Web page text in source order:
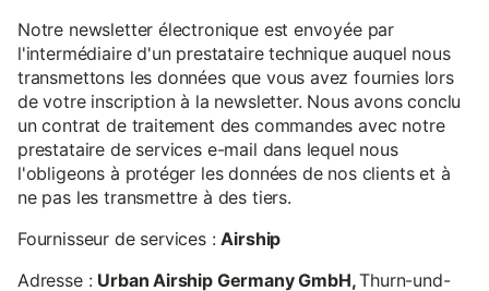
Notre newsletter électronique est envoyée par
l'intermédiaire d'un prestataire technique auquel nous
transmettons les données que vous avez fournies lors
de votre inscription à la newsletter. Nous avons conclu
un contrat de traitement des commandes avec notre
prestataire de services e-mail dans lequel nous
l'obligeons à protéger les données de nos clients et à
ne pas les transmettre à des tiers.
Fournisseur de services :Airship
Adresse : Urban Airship Germany GmbH,Thurn-und-